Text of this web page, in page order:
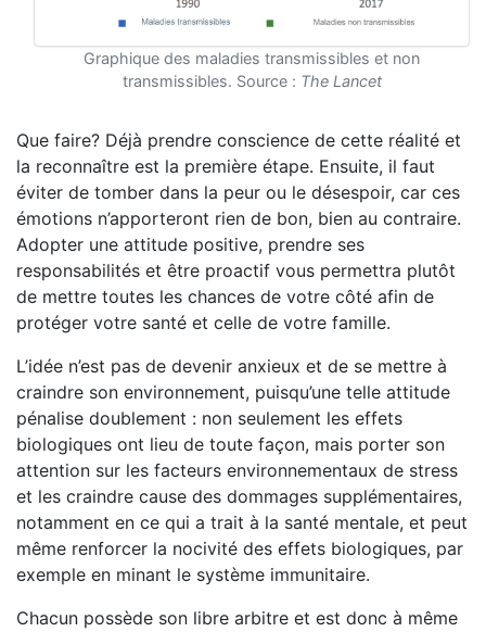
Graphique des maladies transmissibles et non
transmissibles. Source : The Lancet
Que faire? Déjà prendre conscience de cette réalité et
la reconnaître est la première étape. Ensuite, il faut
éviter de tomber dans la peur ou le désespoir, car ces
émotions n’apporteront rien de bon, bien au contraire.
Adopter une attitude positive, prendre ses
responsabilités et être proactif vous permettra plutôt
de mettre toutes les chances de votre côté afin de
protéger votre santé et celle de votre famille.
L’idée n’est pas de devenir anxieux et de se mettre à
craindre son environnement, puisqu’une telle attitude
pénalise doublement : non seulement les effets
biologiques ont lieu de toute façon, mais porter son
attention sur les facteurs environnementaux de stress
et les craindre cause des dommages supplémentaires,
notamment en ce qui a trait à la santé mentale, et peut
même renforcer la nocivité des effets biologiques, par
exemple en minant le système immunitaire.
Chacun possède son libre arbitre et est donc à même